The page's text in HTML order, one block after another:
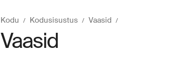
Kodu Kodusisustus Vaasid
Vaasid